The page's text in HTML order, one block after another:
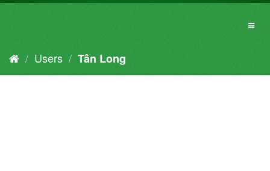
Users Tân Long